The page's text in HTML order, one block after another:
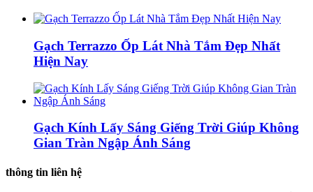
Gạch Terrazzo Ốp Lát Nhà Tắm Đẹp Nhất
Hiện Nay
Gạch Kính Lấy Sáng Giếng Trời Giúp Không
Gian Tràn Ngập Ánh Sáng
thông tin liên hệ